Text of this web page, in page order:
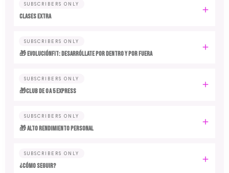
SUBSCRIBERS ONLY
CLASES EXTRA
SUBSCRIBERS ONLY
🎁 EvoluciónFit: desarróllate por dentro y por fuera
SUBSCRIBERS ONLY
🎁Club de 0 a 5 EXPRESS
SUBSCRIBERS ONLY
🎁 ALTO RENDIMIENTO PERSONAL
SUBSCRIBERS ONLY
¿CÓMO SEGUIR?